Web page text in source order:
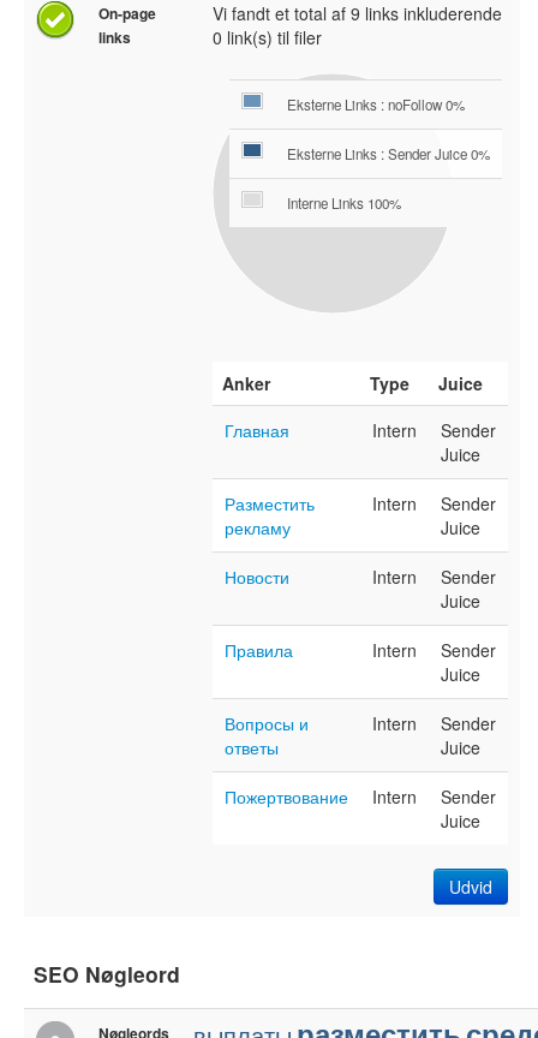
On-page
links
Vi fandt et total af 9 links inkluderende
0 link(s) til filer
Eksterne Links : noFollow 0%
Eksterne Links : Sender Juice 0%
Interne Links 100%
Anker Type
Juice
Главная
Intern
Sender
Juice
Разместить
рекламу
Intern
Sender
Juice
Новости Intern
Sender
Juice
Правила Intern
Sender
Juice
Вопросы и
ответы
Intern
Sender
Juice
Пожертвование Intern
Sender
Juice
Udvid
SEO Nøgleord
Nøgleords